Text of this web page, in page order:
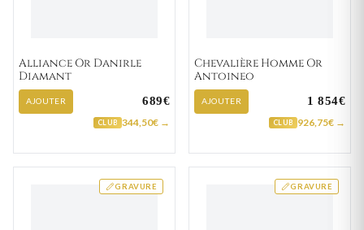
Alliance Or Danirle
Diamant
AJOUTER 689€
CLUB 344,50€ →
Chevalière Homme Or
Antoineo
AJOUTER 1 854€
CLUB 926,75€ →
GRAVURE GRAVURE